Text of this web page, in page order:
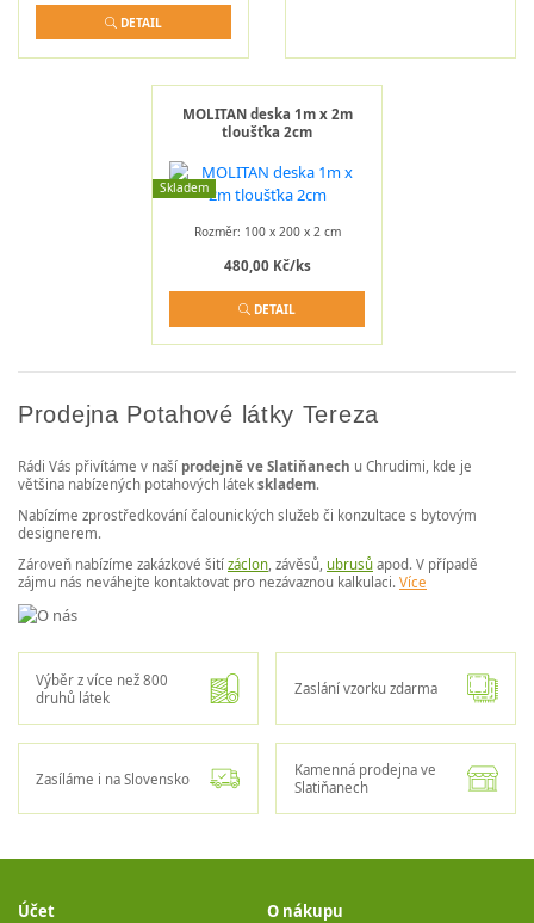
DETAIL
MOLITAN deska 1m x 2m
tloušťka 2cm
Skladem
Rozměr: 100 x 200 x 2 cm
480,00 Kč/ks
DETAIL
Prodejna Potahové látky Tereza
Rádi Vás přivítáme v naší prodejně ve Slatiňanech u Chrudimi, kde je
většina nabízených potahových látek skladem.
Nabízíme zprostředkování čalounických služeb či konzultace s bytovým
designerem.
Zároveň nabízíme zakázkové šití záclon , závěsů, ubrusů apod. V případě
zájmu nás neváhejte kontaktovat pro nezávaznou kalkulaci. Více
Výběr z více než 800
druhů látek
Zaslání vzorku zdarma
Zasíláme i na Slovensko
Kamenná prodejna ve
Slatiňanech
Účet O nákupu